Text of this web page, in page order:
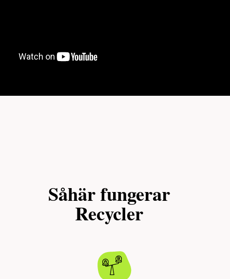
Såhär fungerar
Recycler